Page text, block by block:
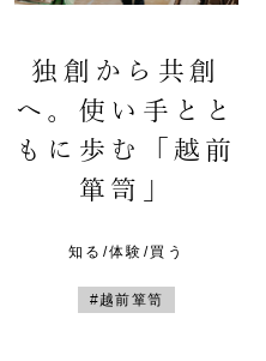
独創から共創
へ。使い手とと
もに歩む「越前
箪笥」
知る/体験/買う
#越前箪笥